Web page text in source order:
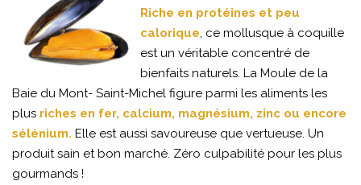
Riche en protéines et peu
calorique , ce mollusque à coquille
est un véritable concentré de
bienfaits naturels. La Moule de la
Baie du Mont- Saint-Michel figure parmi les aliments les
plus riches en fer, calcium, magnésium, zinc ou encore
sélénium. Elle est aussi savoureuse que vertueuse. Un
produit sain et bon marché. Zéro culpabilité pour les plus
gourmands !